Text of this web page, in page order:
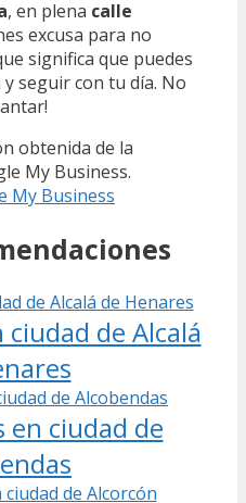
, en plena calle
excusa para no
significa que puedes
seguir con tu día. No
obtenida de la
My Business.
My Business
de Alcalá
en ciudad de